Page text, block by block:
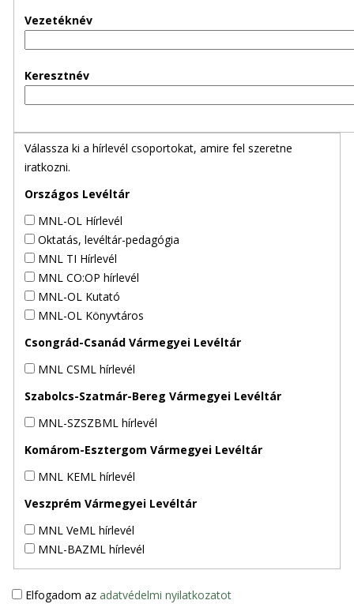
Vezetéknév
Keresztnév
Válassza ki a hírlevél csoportokat, amire fel szeretne
iratkozni.
Országos Levéltár
MNL-OL Hírlevél
Oktatás, levéltár-pedagógia
MNL TI Hírlevél
MNL CO:OP hírlevél
MNL-OL Kutató
MNL-OL Könyvtáros
Csongrád-Csanád Vármegyei Levéltár
MNL CSML hírlevél
Szabolcs-Szatmár-Bereg Vármegyei Levéltár
MNL-SZSZBML hírlevél
Komárom-Esztergom Vármegyei Levéltár
MNL KEML hírlevél
Veszprém Vármegyei Levéltár
MNL VeML hírlevél
MNL-BAZML hírlevél
Elfogadom az adatvédelmi nyilatkozatot